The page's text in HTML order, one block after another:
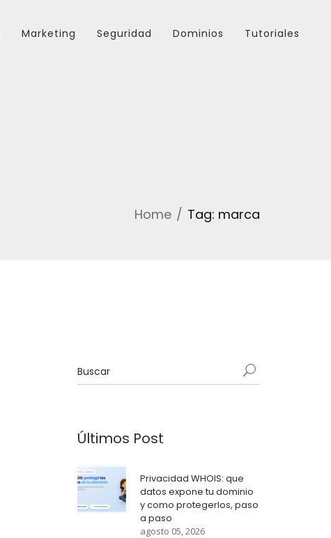
Marketing Seguridad Dominios Tutoriales
Home Tag: marca
Últimos Post
Privacidad WHOIS: que
datos expone tu dominio
y como protegerlos, paso
a paso
agosto 05, 2026